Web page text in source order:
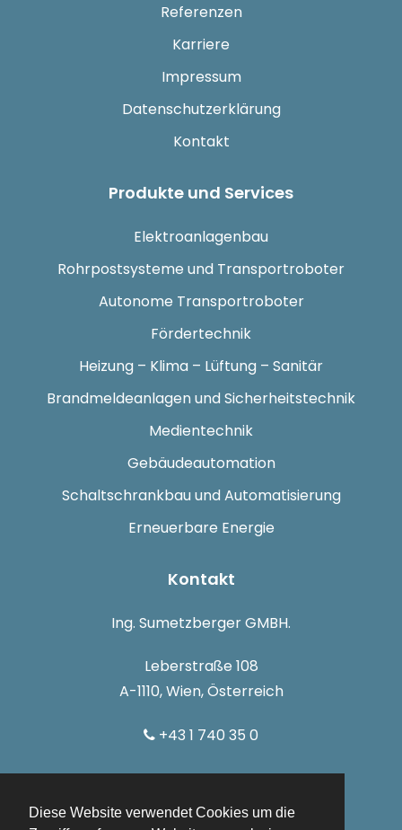
Diese Website verwendet Cookies um die
Referenzen
Karriere
Impressum
Datenschutzerklärung
Kontakt
Produkte und Services
Elektroanlagenbau
Rohrpostsysteme und Transportroboter
Autonome Transportroboter
Fördertechnik
Heizung – Klima – Lüftung – Sanitär
Brandmeldeanlagen und Sicherheitstechnik
Medientechnik
Gebäudeautomation
Schaltschrankbau und Automatisierung
Erneuerbare Energie
Kontakt
Ing. Sumetzberger GMBH.
Leberstraße 108
A-1110, Wien, Österreich
+43 1 740 35 0
info@sumetzberger.at